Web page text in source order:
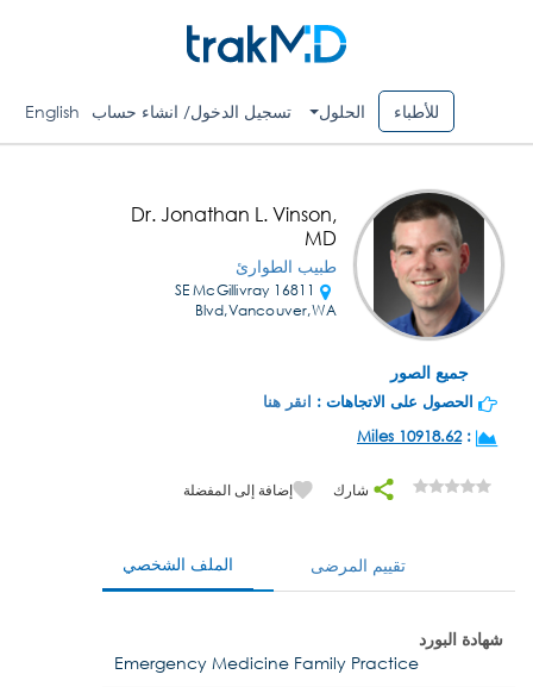
للأطباء الحلول تسجيل الدخول/ انشاء حساب English
جميع الصور
Dr. Jonathan L. Vinson,
MD
طبيب الطوارئ
16811 SE McGillivray
Blvd,Vancouver,WA
الحصول على الاتجاهات : انقر هنا
:
10918.62 Miles
شارك إضافة إلى المفضلة
الملف الشخصي تقييم المرضى
شهادة البورد
Emergency Medicine Family Practice